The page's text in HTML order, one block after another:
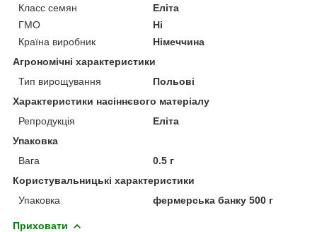
Класс семян
Еліта
ГМО
Ні
Країна виробник
Німеччина
Агрономічні характеристики
Тип вирощування
Польові
Характеристики насіннєвого матеріалу
Репродукція
Еліта
Упаковка
Вага
0.5 г
Користувальницькі характеристики
Упаковка
фермерська банку 500 г
Приховати